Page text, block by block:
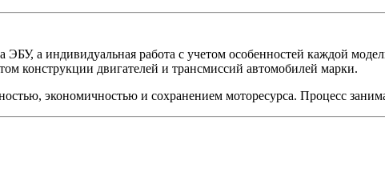
ЭБУ, а индивидуальная работа с учетом особенностей каждой
двигателей и трансмиссий автомобилей марки.
экономичностью и сохранением моторесурса. Процесс